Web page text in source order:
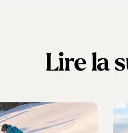
Lire la